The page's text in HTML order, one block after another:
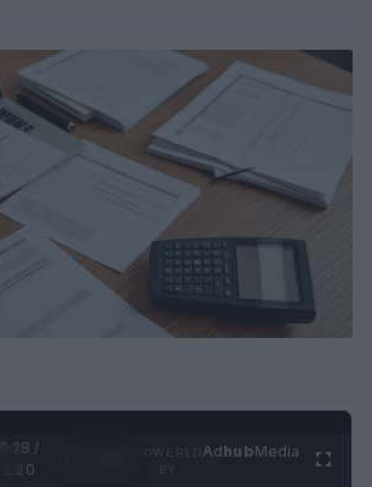
0:29 /
1:20
AdhubMedia